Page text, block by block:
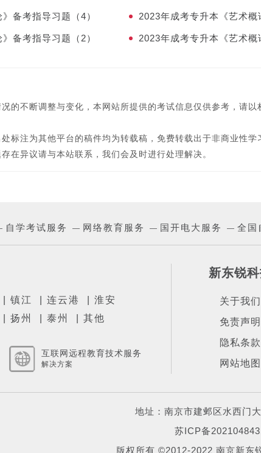
备考指导习题（4） 2023年成考专升本《艺术概
备考指导习题（2） 2023年成考专升本《艺术概
况的不断调整与变化，本网站所提供的考试信息仅供参考，请
处标注为其他平台的稿件均为转载稿，免费转载出于非商业性
在异议请与本站联系，我们会及时进行处理解决。
自学考试服务 — 网络教育服务 — 国开电大服务 — 全国
镇江 连云港
淮安
扬州 泰州 其他
互联网远程教育技术服务
解决方案
新东锐
关于我们
免责声明
隐私条款
网站地图
地址：南京市建邺区水西门
苏ICP备
版权所有 ©2012-2022 南京新东